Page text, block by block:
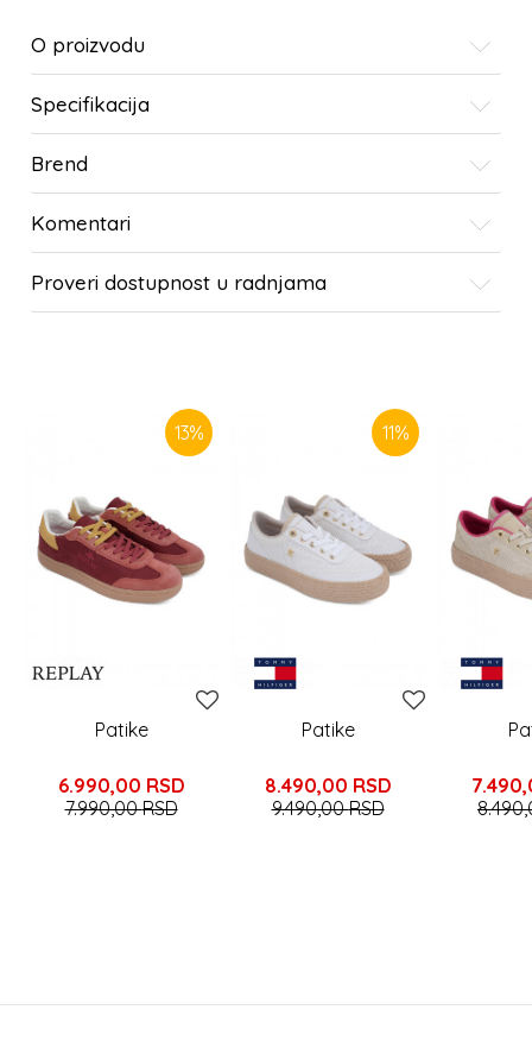
O proizvodu
Specifikacija
Brend
Komentari
Proveri dostupnost u radnjama
13%
Patike
6.990,00 RSD
7.990,00RSD
11%
Patike
8.490,00 RSD
9.490,00RSD